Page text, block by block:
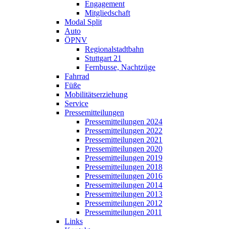
Engagement
Mitgliedschaft
Modal Split
Auto
ÖPNV
Regionalstadtbahn
Stuttgart 21
Fernbusse, Nachtzüge
Fahrrad
Füße
Mobilitätserziehung
Service
Pressemitteilungen
Pressemitteilungen 2024
Pressemitteilungen 2022
Pressemitteilungen 2021
Pressemitteilungen 2020
Pressemitteilungen 2019
Pressemitteilungen 2018
Pressemitteilungen 2016
Pressemitteilungen 2014
Pressemitteilungen 2013
Pressemitteilungen 2012
Pressemitteilungen 2011
Links